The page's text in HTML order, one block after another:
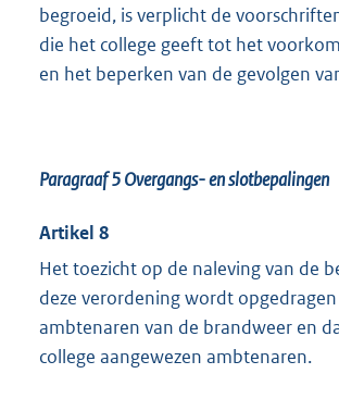
begroeid, is verplicht de
die het college geeft tot het
en het beperken van de gevolgen
Paragraaf 5Overgangs- en slotbepalingen
Artikel 8
Het toezicht op de naleving van de
deze verordening wordt
ambtenaren van de brandweer en
college aangewezen ambtenaren.